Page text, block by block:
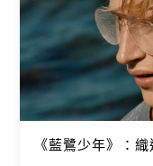
《藍鷺少年》：